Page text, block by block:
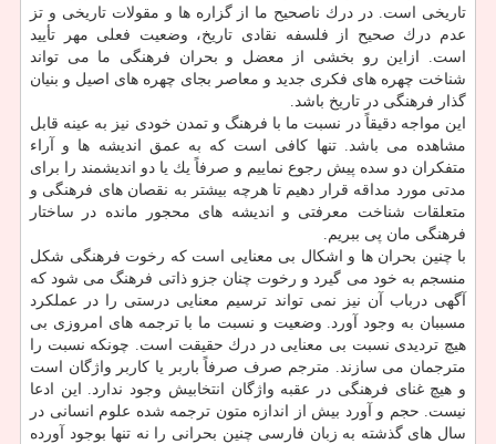
تاریخی است. در درك ناصحیح ما از گزاره ها و مقولات تاریخی و تز
عدم درك صحیح از فلسفه نقادی تاریخ، وضعیت فعلی مهر تأیید
است. ازاین رو بخشی از معضل و بحران فرهنگی ما می تواند
شناخت چهره های فكری جدید و معاصر بجای چهره های اصیل و بنیان
گذار فرهنگی در تاریخ باشد.
این مواجه دقیقاً در نسبت ما با فرهنگ و تمدن خودی نیز به عینه قابل
مشاهده می باشد. تنها كافی است كه به عمق اندیشه ها و آراء
متفكران دو سده پیش رجوع نماییم و صرفاً یك یا دو اندیشمند را برای
مدتی مورد مداقه قرار دهیم تا هرچه بیشتر به نقصان های فرهنگی و
متعلقات شناخت معرفتی و اندیشه های محجور مانده در ساختار
فرهنگی مان پی ببریم.
با چنین بحران ها و اشكال بی معنایی است كه رخوت فرهنگی شكل
منسجم به خود می گیرد و رخوت چنان جزو ذاتی فرهنگ می شود كه
آگهی درباب آن نیز نمی تواند ترسیم معنایی درستی را در عملكرد
مسببان به وجود آورد. وضعیت و نسبت ما با ترجمه های امروزی بی
هیچ تردیدی نسبت بی معنایی در درك حقیقت است. چونكه نسبت را
مترجمان می سازند. مترجم صرف صرفاً باربر یا كاربر واژگان است
و هیچ غنای فرهنگی در عقبه واژگان انتخابیش وجود ندارد. این ادعا
نیست. حجم و آورد بیش از اندازه متون ترجمه شده علوم انسانی در
سال های گذشته به زبان فارسی چنین بحرانی را نه تنها بوجود آورده